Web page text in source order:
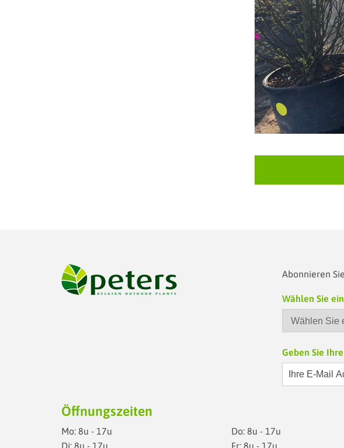
Abonnieren
Wählen Sie
Geben Sie
Öffnungszeiten
Mo: 8u - 17u
Di: 8u - 17u
Do: 8u - 17u
Fr: 8u - 17u